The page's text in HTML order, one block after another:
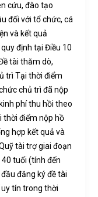
cứu, đào tạo
đối với tổ chức, cá
và kết quả
định tại Điều 10
tài thăm dò,
trì Tại thời điểm
chủ trì đã nộp
phí thu hồi theo
thời điểm nộp hồ
hợp kết quả và
tài trợ giai đoạn
tuổi (tính đến
đăng ký đề tài
tín trong thời